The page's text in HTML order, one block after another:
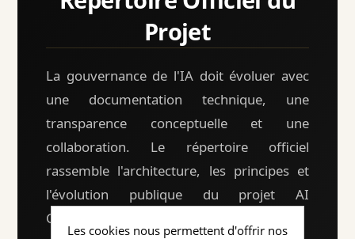
Projet
La gouvernance de l'IA doit évoluer avec
une documentation technique, une
transparence conceptuelle et une
collaboration. Le répertoire officiel
rassemble l'architecture, les principes et
l'évolution publique du projet AI
Governance Architecture.
Les cookies nous permettent d'offrir nos